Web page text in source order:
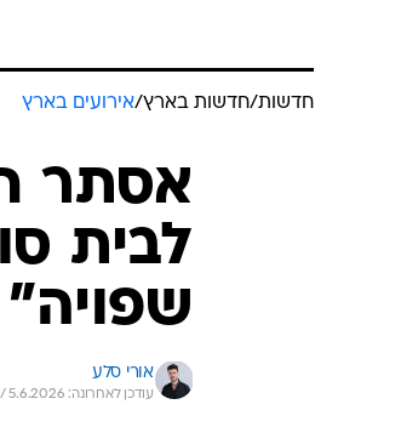
חדשות/חדשות בארץ/אירועים בארץ
אסתר
לבית
שפויה"
אורי סלע
עודכן לאחרונה: 5.6.2026 / 13:01